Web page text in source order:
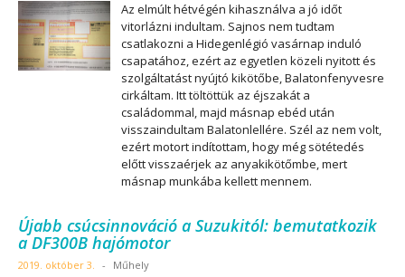
Az elmúlt hétvégén kihasználva a jó időt
vitorlázni indultam. Sajnos nem tudtam
csatlakozni a Hidegenlégió vasárnap induló
csapatához, ezért az egyetlen közeli nyitott és
szolgáltatást nyújtó kikötőbe, Balatonfenyvesre
cirkáltam. Itt töltöttük az éjszakát a
családommal, majd másnap ebéd után
visszaindultam Balatonlellére. Szél az nem volt,
ezért motort indítottam, hogy még sötétedés
előtt visszaérjek az anyakikötőmbe, mert
másnap munkába kellett mennem.
Újabb csúcsinnováció a Suzukitól: bemutatkozik
a DF300B hajómotor
2019. október 3. - Műhely